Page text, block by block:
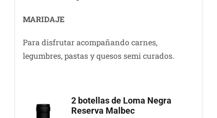
MARIDAJE
Para disfrutar acompañando carnes,
legumbres, pastas y quesos semi curados.
2 botellas de Loma Negra
Reserva Malbec